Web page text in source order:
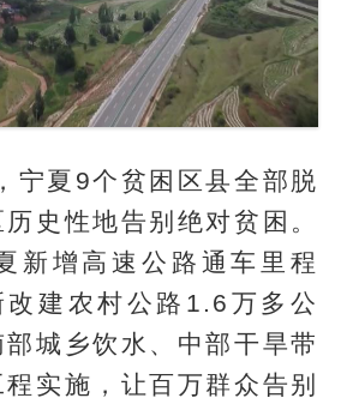
夏9个贫困区县全部脱
史性地告别绝对贫困。
新增高速公路通车里程
建农村公路1.6万多公
城乡饮水、中部干旱带
实施，让百万群众告别